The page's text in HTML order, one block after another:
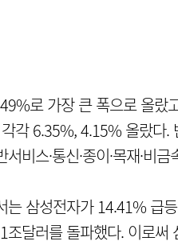
로 가장 큰 폭으로 올랐
각 6.35%, 4.15% 올랐다.
비스·통신·종이·목재·비
는 삼성전자가 14.41% 급
달러를 돌파했다. 이로